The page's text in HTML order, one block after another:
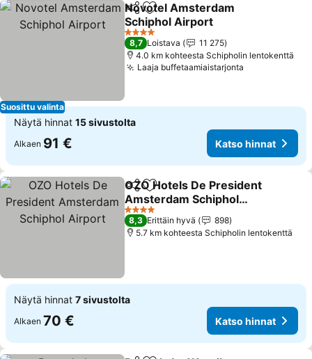
Suosittu valinta
Jaa Lisää suosikkeihin
Novotel Amsterdam
Schiphol Airport
Katso hinnat
4 Tähtiluokitus
8,7 Loistava
11 275
4.0 km kohteesta Schipholin lentokenttä
Laaja buffetaamiaistarjonta
Näytä hinnat 15 sivustolta
Alkaen 91 € Katso hinnat
Jaa Lisää suosikkeihin
OZO Hotels De President
Amsterdam Schiphol
Airport
Katso hinnat
4 Tähtiluokitus
8,3 Erittäin hyvä
898
5.7 km kohteesta Schipholin lentokenttä
Näytä hinnat 7 sivustolta
Alkaen 70 € Katso hinnat